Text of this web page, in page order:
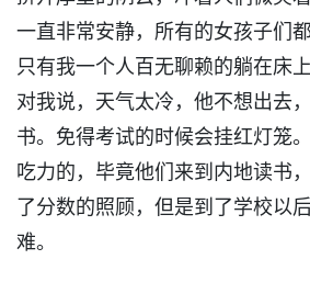
一直非常安静，所有的女孩子们
只有我一个人百无聊赖的躺在床
对我说，天气太冷，他不想出去
书。免得考试的时候会挂红灯笼
吃力的，毕竟他们来到内地读书
了分数的照顾，但是到了学校以
难。